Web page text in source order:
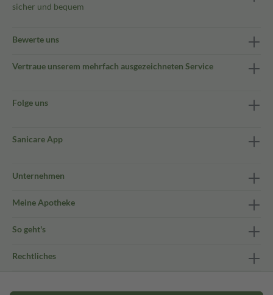
sicher und bequem
Bewerte uns
Vertraue unserem mehrfach ausgezeichneten Service
Folge uns
Sanicare App
Unternehmen
Meine Apotheke
So geht's
Rechtliches